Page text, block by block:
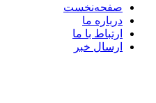
صفحه‌نخست
درباره ما
ارتباط با ما
ارسال خبر